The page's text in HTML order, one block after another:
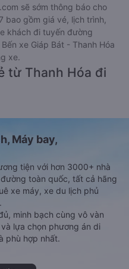
sẽ sớm thông báo cho
bao gồm giá vé, lịch trình,
khách đi tuyến đường
xe Giáp Bát - Thanh Hóa
xe.
từ Thanh Hóa đi
Máy bay,
tiện với hơn 3000+ nhà
toàn quốc, tất cả hãng
xe máy, xe du lịch phủ
minh bạch cùng vô vàn
lựa chọn phương án di
phù hợp nhất.